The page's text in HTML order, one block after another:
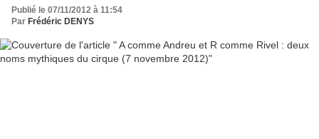
Publié le 07/11/2012 à 11:54
Par Frédéric DENYS